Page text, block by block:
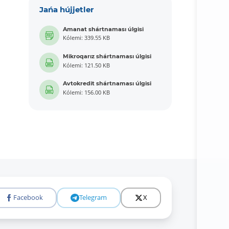
Jańa hújjetler
Amanat shártnaması úlgisi
Kólemi: 339.55 KB
Mikroqarız shártnaması úlgisi
Kólemi: 121.50 KB
Avtokredit shártnaması úlgisi
Kólemi: 156.00 KB
Facebook Telegram X